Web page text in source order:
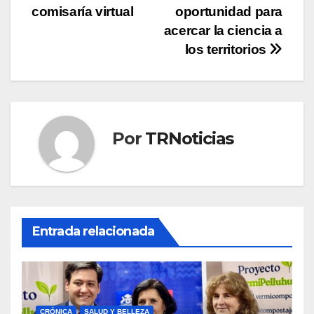
de
oportunidad para
acercar la ciencia a
los territorios
comisaría virtual
Por TRNoticias
Entrada relacionada
CRÓNICA SALUD Y BELLEZA